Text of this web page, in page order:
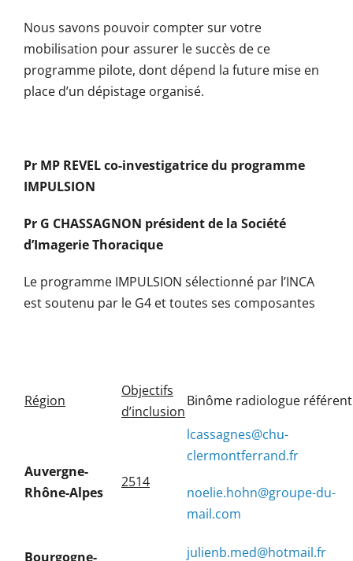
Nous savons pouvoir compter sur votre
mobilisation pour assurer le succès de ce
programme pilote, dont dépend la future mise en
place d’un dépistage organisé.
Pr MP REVEL co-investigatrice du programme
IMPULSION
Pr G CHASSAGNON président de la Société
d’Imagerie Thoracique
Le programme IMPULSION sélectionné par l’INCA
est soutenu par le G4 et toutes ses composantes
Région
Objectifs
d’inclusion
Binôme radiologue référent
Auvergne-
Rhône-Alpes
2514
lcassagnes@chu-
clermontferrand.fr
noelie.hohn@groupe-du-
mail.com
Bourgogne- julienb.med@hotmail.fr